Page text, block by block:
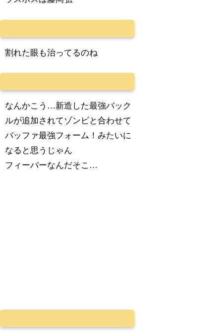
割れた眼も治ってるのね
なんかこう…新造した最強バック
ルが追加されてゾンビと合わせて
バッファ最強フォーム！みたいに
なると思うじゃん
フィーバーなんだそこ…